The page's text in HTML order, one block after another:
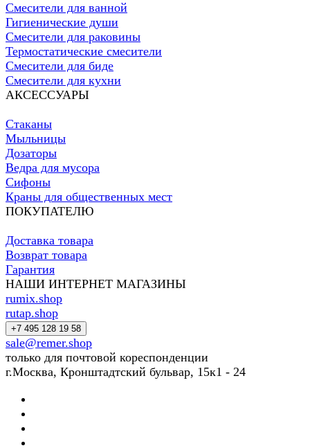
Смесители для ванной
Гигиенические души
Смесители для раковины
Термостатические смесители
Смесители для биде
Смесители для кухни
АКСЕССУАРЫ
Стаканы
Мыльницы
Дозаторы
Ведра для мусора
Сифоны
Краны для общественных мест
ПОКУПАТЕЛЮ
Доставка товара
Возврат товара
Гарантия
НАШИ ИНТЕРНЕТ МАГАЗИНЫ
rumix.shop
rutap.shop
+7 495 128 19 58
sale@remer.shop
только для почтовой кореспонденции
г.Москва, Кронштадтский бульвар, 15к1 - 24